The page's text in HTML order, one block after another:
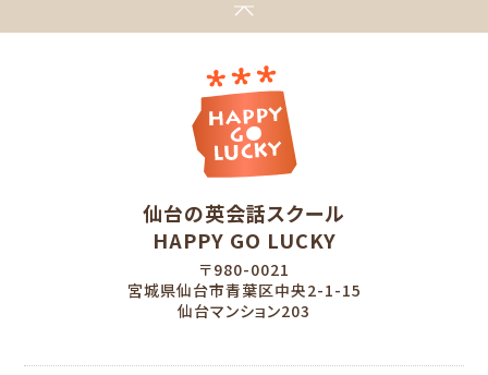
仙台の英会話スクール
HAPPY GO LUCKY
〒980-0021
宮城県仙台市青葉区中央2-1-15
仙台マンション203